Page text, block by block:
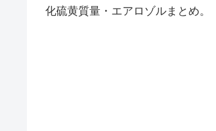
化硫黄質量・エアロゾルまとめ。